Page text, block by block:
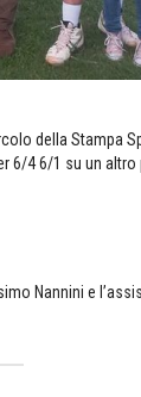
della Stampa
6/4 6/1 su un
Nannini e